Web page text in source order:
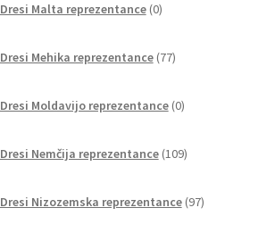
Dresi Malta reprezentance 0izdelkov
Dresi Mehika reprezentance 77izdelkov
Dresi Moldavijo reprezentance 0izdelkov
Dresi Nemčija reprezentance 109izdelkov
Dresi Nizozemska reprezentance 97izdelkov